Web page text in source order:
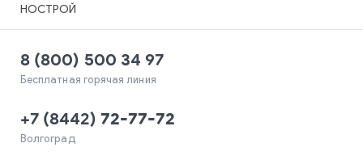
НОСТРОЙ
8 (800) 500 34 97
Бесплатная горячая линия
+7 (8442) 72-77-72
Волгоград